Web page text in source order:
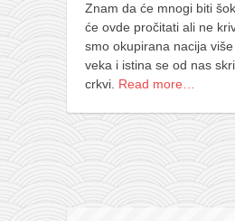
galerija kluba
članarina
kontakt
besplatna e-knjiga
termini treninga
moja priča
moja priča
Znam da će mnogi biti
će ovde pročitati ali ne
smo okupirana nacija
veka i istina se od nas
crkvi. Read more…